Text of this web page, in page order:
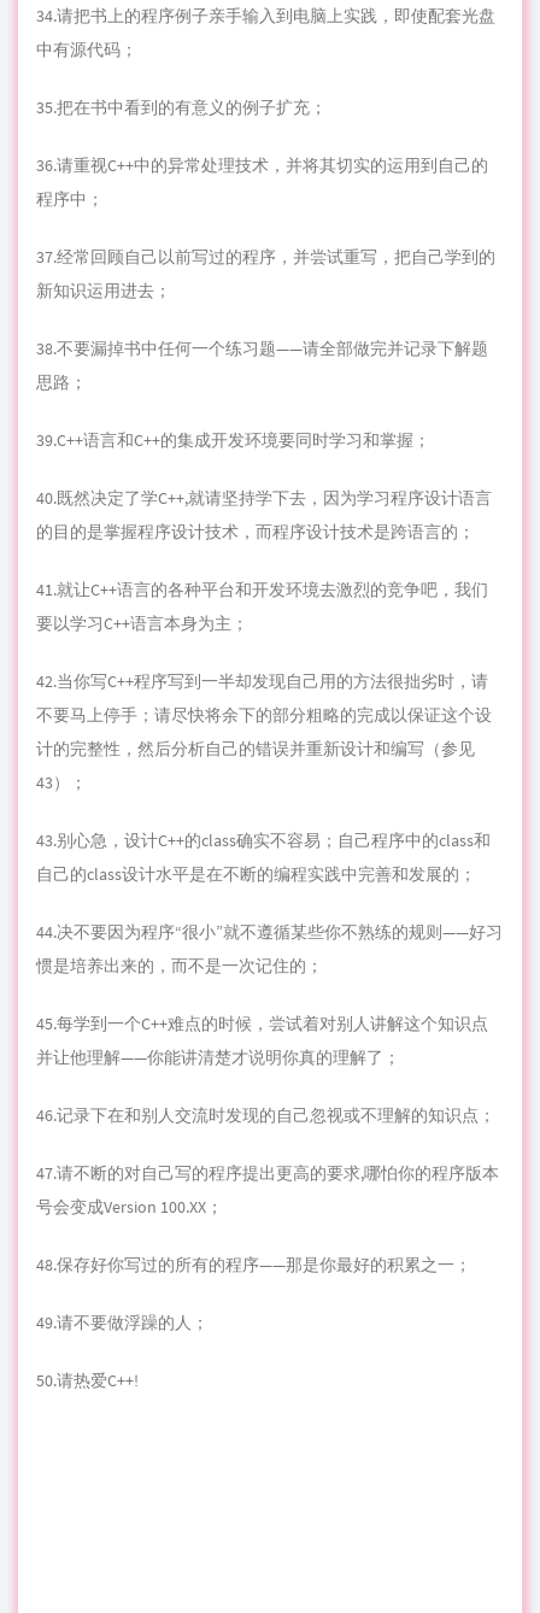
34.请把书上的程序例子亲手输入到电脑上实践，即使配套光盘
中有源代码；
35.把在书中看到的有意义的例子扩充；
36.请重视C++中的异常处理技术，并将其切实的运用到自己的
程序中；
37.经常回顾自己以前写过的程序，并尝试重写，把自己学到的
新知识运用进去；
38.不要漏掉书中任何一个练习题——请全部做完并记录下解题
思路；
39.C++语言和C++的集成开发环境要同时学习和掌握；
40.既然决定了学C++,就请坚持学下去，因为学习程序设计语言
的目的是掌握程序设计技术，而程序设计技术是跨语言的；
41.就让C++语言的各种平台和开发环境去激烈的竞争吧，我们
要以学习C++语言本身为主；
42.当你写C++程序写到一半却发现自己用的方法很拙劣时，请
不要马上停手；请尽快将余下的部分粗略的完成以保证这个设
计的完整性，然后分析自己的错误并重新设计和编写（参见
43）；
43.别心急，设计C++的class确实不容易；自己程序中的class和
自己的class设计水平是在不断的编程实践中完善和发展的；
44.决不要因为程序“很小”就不遵循某些你不熟练的规则——好习
惯是培养出来的，而不是一次记住的；
45.每学到一个C++难点的时候，尝试着对别人讲解这个知识点
并让他理解——你能讲清楚才说明你真的理解了；
46.记录下在和别人交流时发现的自己忽视或不理解的知识点；
47.请不断的对自己写的程序提出更高的要求,哪怕你的程序版本
号会变成Version 100.XX；
48.保存好你写过的所有的程序——那是你最好的积累之一；
49.请不要做浮躁的人；
50.请热爱C++!